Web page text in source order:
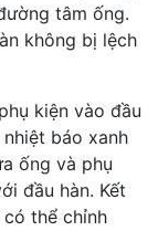
tâm ống.
không bị lệch
kiện vào đầu
báo xanh
ống và phụ
đầu hàn. Kết
thể chỉnh